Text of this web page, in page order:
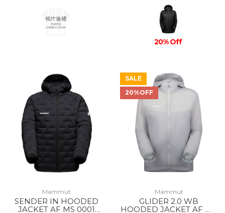
20% Off
Mammut
SENDER IN HOODED
JACKET AF MS 0001
SALE
20%OFF
Mammut
GLIDER 2.0 WB
HOODED JACKET AF MS